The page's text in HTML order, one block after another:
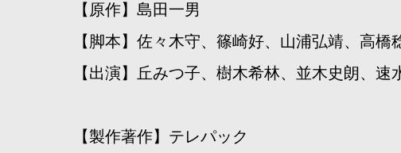
【原作】島田一男
【脚本】佐々木守、篠崎好、山浦弘靖、高
【出演】丘みつ子、樹木希林、並木史朗、
【製作著作】テレパック